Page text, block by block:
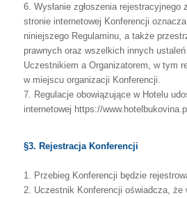
6. Wysłanie zgłoszenia rejestracyjnego
stronie internetowej Konferencji oznacza
niniejszego Regulaminu, a także
prawnych oraz wszelkich innych ustaleń
Uczestnikiem a Organizatorem, w tym
w miejscu organizacji Konferencji.
7. Regulacje obowiązujące w Hotelu
internetowej https://
§3. Rejestracja Konferencji
1.
Przebieg Konferencji będzie
2. Uczestnik Konferencji oświadcza, że